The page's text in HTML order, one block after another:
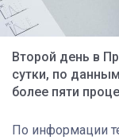
Второй день в
сутки, по
более пяти
По информации